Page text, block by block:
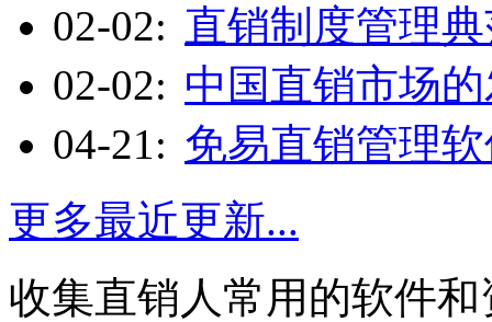
02-02: 直销制度管理
02-02: 中国直销市场
04-21: 免易直销管理
更多最近更新...
收集直销人常用的软件